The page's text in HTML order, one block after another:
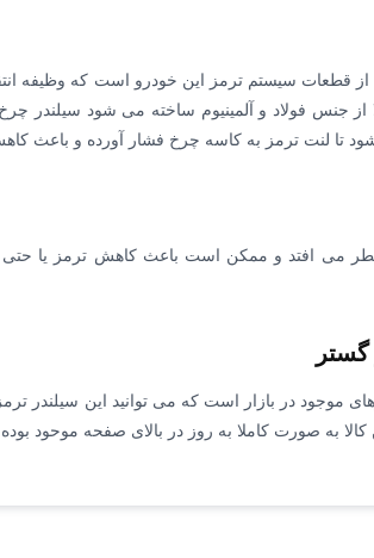
قطعات سیستم ترمز این خودرو است که وظیفه
فولاد و آلمینیوم ساخته می شود سیلندر
شود تا لنت ترمز به کاسه چرخ فشار آورده و باعث
افتد و ممکن است باعث کاهش ترمز یا حتی
موجود در بازار است که می توانید این
به صورت کاملا به روز در بالای صفحه موحود بوده